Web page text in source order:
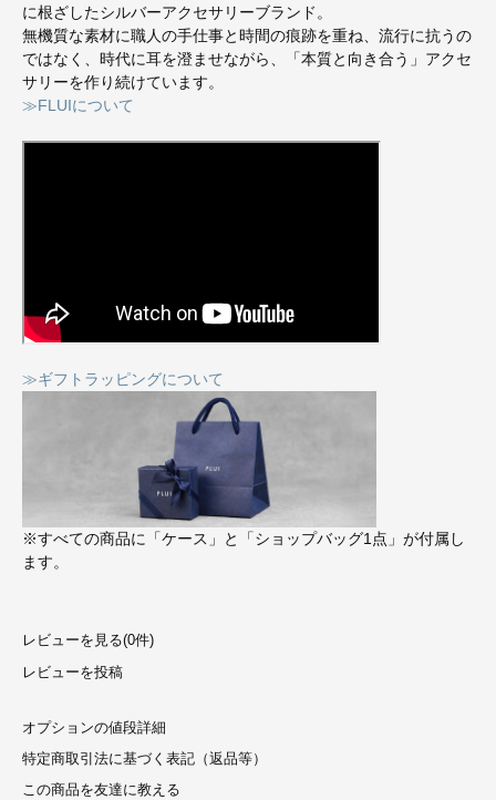
に根ざしたシルバーアクセサリーブランド。
無機質な素材に職人の手仕事と時間の痕跡を重ね、流行に抗うの
ではなく、時代に耳を澄ませながら、「本質と向き合う」アクセ
サリーを作り続けています。
≫FLUIについて
≫ギフトラッピングについて
※すべての商品に「ケース」と「ショップバッグ1点」が付属し
ます。
レビューを見る(0件)
レビューを投稿
オプションの値段詳細
特定商取引法に基づく表記（返品等）
この商品を友達に教える